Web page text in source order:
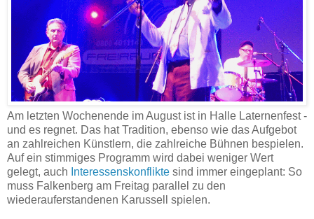
Am letzten Wochenende im August ist in Halle Laternenfest -
und es regnet. Das hat Tradition, ebenso wie das Aufgebot
an zahlreichen Künstlern, die zahlreiche Bühnen bespielen.
Auf ein stimmiges Programm wird dabei weniger Wert
gelegt, auch Interessenskonflikte sind immer eingeplant: So
muss Falkenberg am Freitag parallel zu den
wiederauferstandenen Karussell spielen.